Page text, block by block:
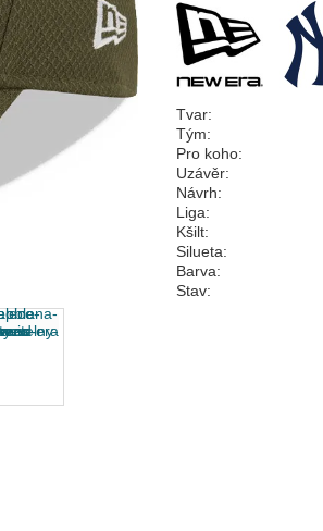
Tvar:
Tým:
Pro koho:
Uzávěr:
Návrh:
Liga:
Kšilt:
Silueta:
Barva:
Stav: